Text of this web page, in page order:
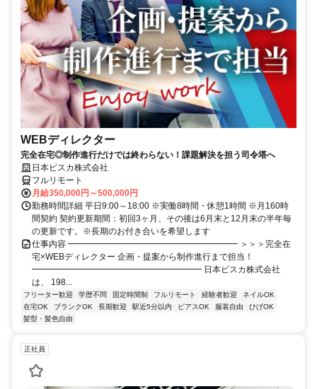
WEBディレクター
完全在宅◎制作進行だけでは終わらない！課題解決を担う司令塔へ
日本ビスカ株式会社
フルリモート
月給350,000円～500,000円
勤務時間詳細 平日9:00～18:00 ※実働8時間・休憩1時間 ※月160時
間契約 契約更新期間：初回3ヶ月、その後は6月末と12月末の半年毎
の更新です。※長期のお付き合いを希望します
仕事内容 ━━━━━━━━━━━━━━━━━━━━ ＞＞＞完全在
宅×WEBディレクター 企画・提案から制作進行まで担当！
━━━━━━━━━━━━━━━━━━━━ 日本ビスカ株式会社
は、 198...
フリーター歓迎 学歴不問 固定時間制 フルリモート 経験者歓迎
ネイルOK
在宅OK
ブランクOK 長期歓迎 駅近5分以内 ピアスOK 服装自由
ひげOK
髪型・髪色自由
正社員